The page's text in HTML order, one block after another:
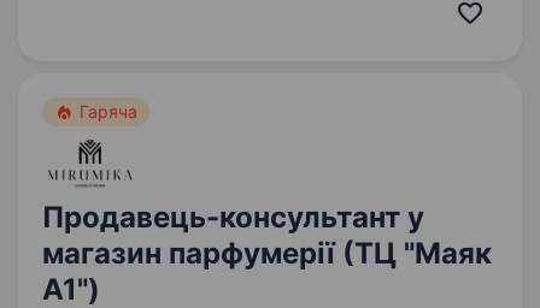
Гаряча
Продавець-консультант у
магазин парфумерії (ТЦ "Маяк
А1")